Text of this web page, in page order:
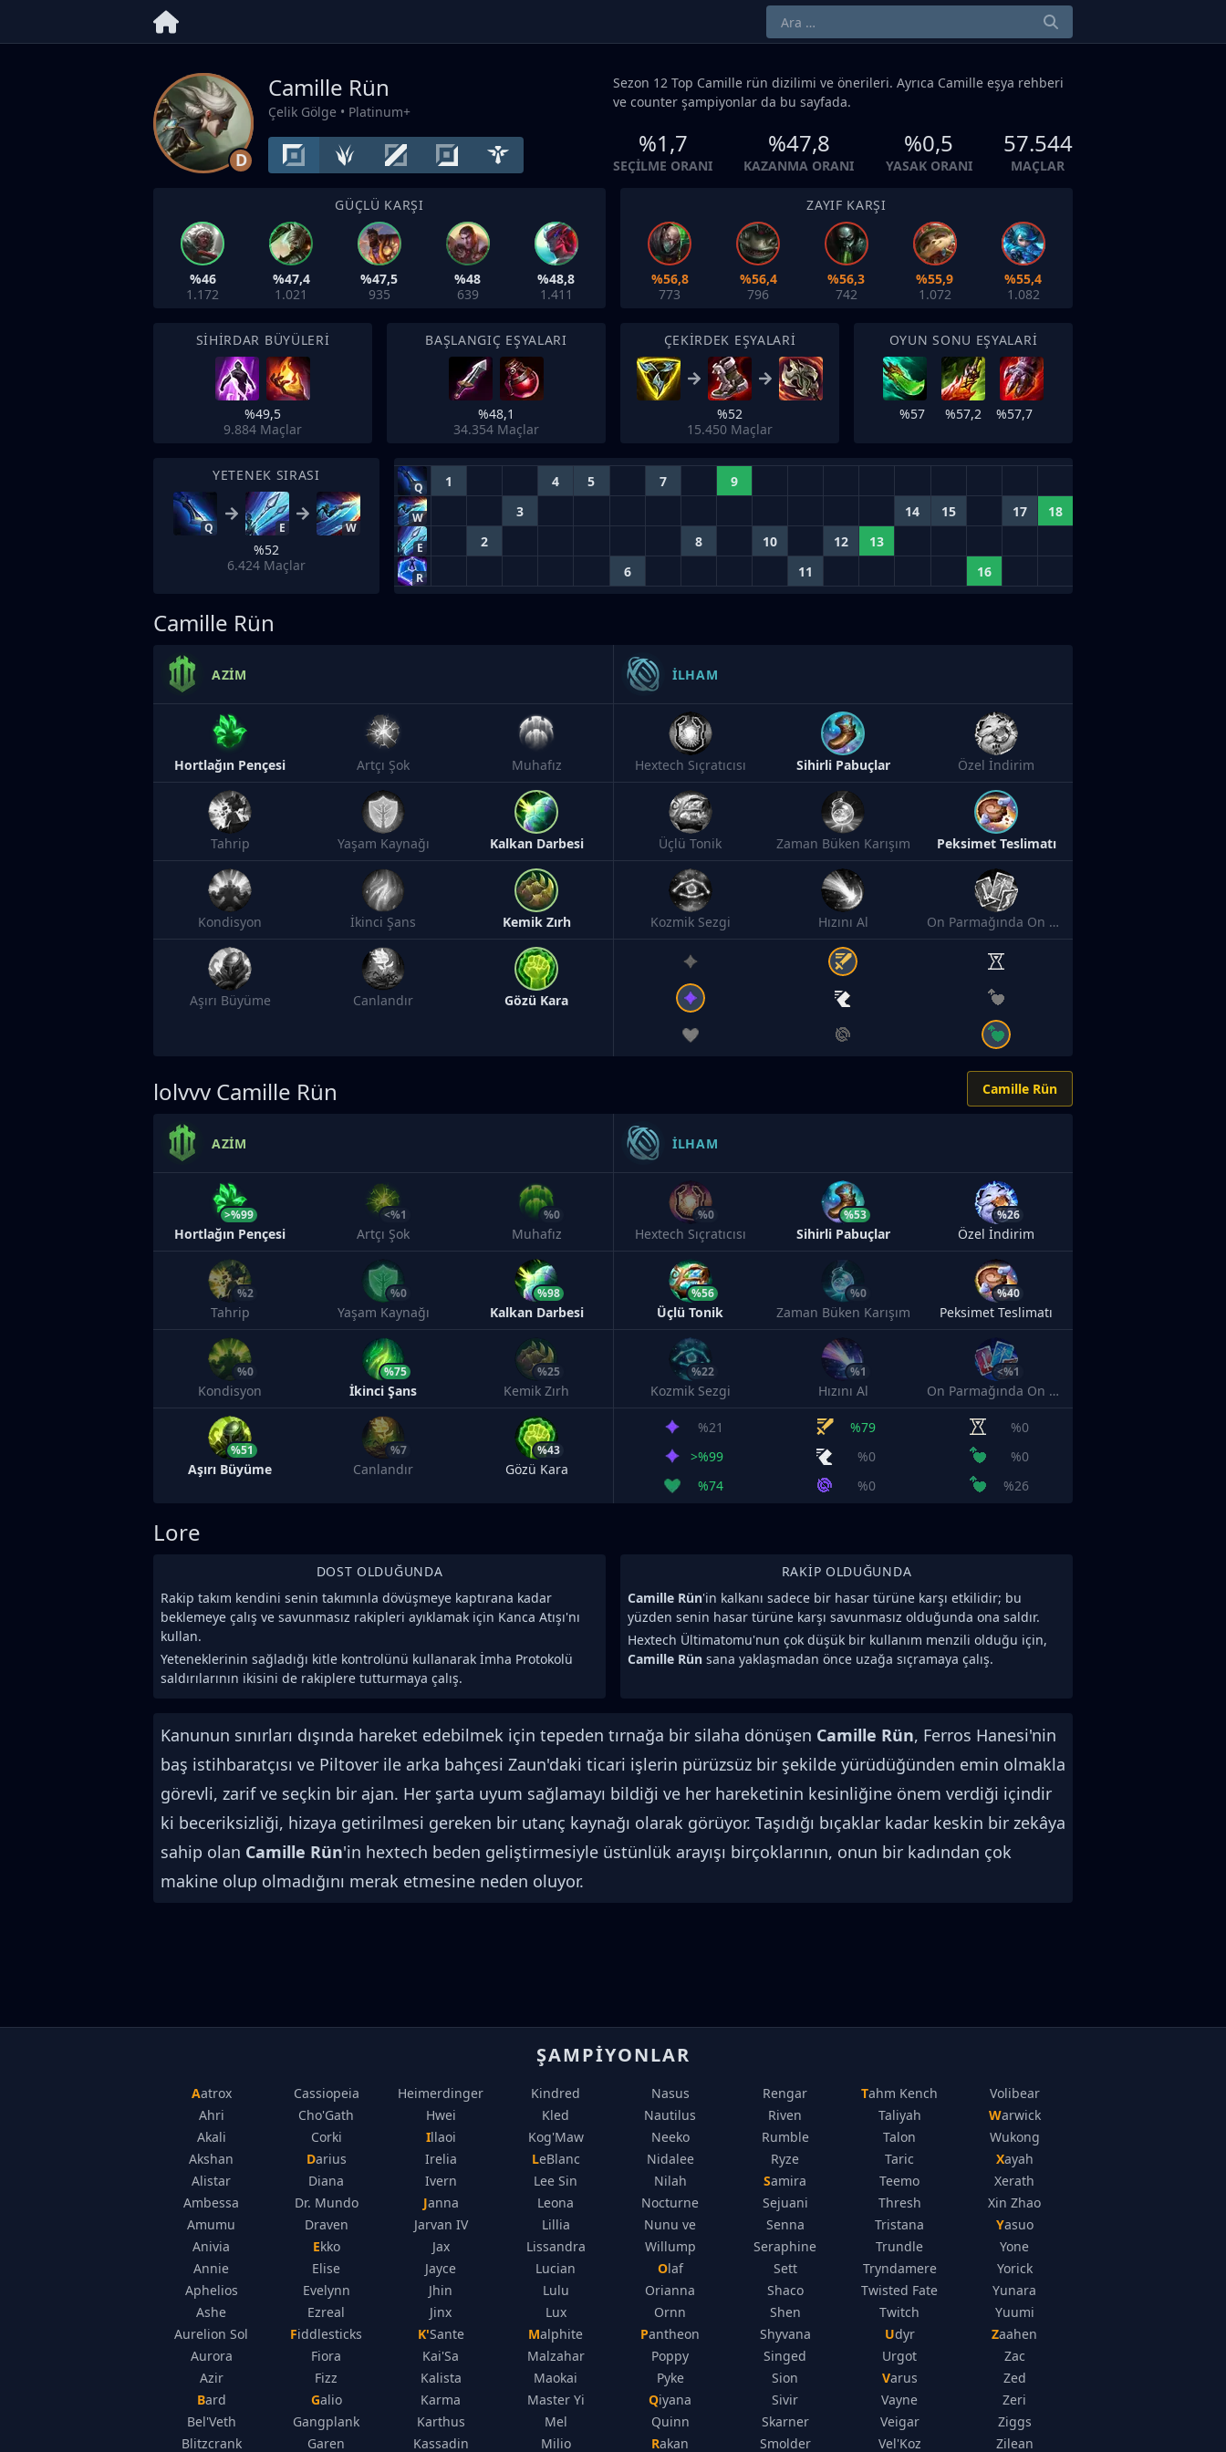
D
Camille Rün
Çelik Gölge • Platinum+
Sezon 12 Top Camille rün dizilimi ve önerileri. Ayrıca Camille eşya rehberi
ve counter şampiyonlar da bu sayfada.
%1,7
SEÇILME ORANI
%47,8
KAZANMA ORANI
%0,5
YASAK ORANI
57.544
MAÇLAR
GÜÇLÜ KARŞI
%46
1.172
%47,4
1.021
%47,5
935
%48
639
%48,8
1.411
ZAYIF KARŞI
%56,8
773
%56,4
796
%56,3
742
%55,9
1.072
%55,4
1.082
SIHIRDAR BÜYÜLERI
%49,5
9.884 Maçlar
BAŞLANGIÇ EŞYALARI
%48,1
34.354 Maçlar
ÇEKIRDEK EŞYALARI
%52
15.450 Maçlar
OYUN SONU EŞYALARI
%57 %57,2 %57,7
YETENEK SIRASI
Q E W
%52
6.424 Maçlar
Q 1 4 5 7 9
W 3 14 15 17 18
E 2 8 10 12 13
R 6 11 16
Camille Rün
AZIM
Hortlağın Pençesi Artçı Şok Muhafız
Tahrip Yaşam Kaynağı Kalkan Darbesi
Kondisyon İkinci Şans Kemik Zırh
Aşırı Büyüme Canlandır Gözü Kara
İLHAM
Hextech Sıçratıcısı Sihirli Pabuçlar Özel İndirim
Üçlü Tonik Zaman Büken Karışım Peksimet Teslimatı
Kozmik Sezgi Hızını Al On Parmağında On Marifet
lolvvv Camille Rün Camille Rün
AZIM
>%99
Hortlağın Pençesi
<%1
Artçı Şok
%0
Muhafız
%2
Tahrip
%0
Yaşam Kaynağı
%98
Kalkan Darbesi
%0
Kondisyon
%75
İkinci Şans
%25
Kemik Zırh
%51
Aşırı Büyüme
%7
Canlandır
%43
Gözü Kara
İLHAM
%0
Hextech Sıçratıcısı
%53
Sihirli Pabuçlar
%26
Özel İndirim
%56
Üçlü Tonik
%0
Zaman Büken Karışım
%40
Peksimet Teslimatı
%22
Kozmik Sezgi
%1
Hızını Al
<%1
On Parmağında On Marifet
%21 %79
%0
>%99
%0
%0
%74
%0 %26
Lore
DOST OLDUĞUNDA
Rakip takım kendini senin takımınla dövüşmeye kaptırana kadar
beklemeye çalış ve savunmasız rakipleri ayıklamak için Kanca Atışı'nı
kullan.
Yeteneklerinin sağladığı kitle kontrolünü kullanarak İmha Protokolü
saldırılarının ikisini de rakiplere tutturmaya çalış.
RAKIP OLDUĞUNDA
Camille Rün'in kalkanı sadece bir hasar türüne karşı etkilidir; bu
yüzden senin hasar türüne karşı savunmasız olduğunda ona saldır.
Hextech Ültimatomu'nun çok düşük bir kullanım menzili olduğu için,
Camille Rün sana yaklaşmadan önce uzağa sıçramaya çalış.
Kanunun sınırları dışında hareket edebilmek için tepeden tırnağa bir silaha dönüşen Camille Rün, Ferros Hanesi'nin
baş istihbaratçısı ve Piltover ile arka bahçesi Zaun'daki ticari işlerin pürüzsüz bir şekilde yürüdüğünden emin olmakla
görevli, zarif ve seçkin bir ajan. Her şarta uyum sağlamayı bildiği ve her hareketinin kesinliğine önem verdiği içindir
ki beceriksizliği, hizaya getirilmesi gereken bir utanç kaynağı olarak görüyor. Taşıdığı bıçaklar kadar keskin bir zekâya
sahip olan Camille Rün'in hextech beden geliştirmesiyle üstünlük arayışı birçoklarının, onun bir kadından çok
makine olup olmadığını merak etmesine neden oluyor.
ŞAMPIYONLAR
Aatrox
Ahri
Akali
Akshan
Alistar
Ambessa
Amumu
Anivia
Annie
Aphelios
Ashe
Aurelion Sol
Aurora
Azir
Bard
Bel'Veth
Blitzcrank
Cassiopeia
Cho'Gath
Corki
Darius
Diana
Dr. Mundo
Draven
Ekko
Elise
Evelynn
Ezreal
Fiddlesticks
Fiora
Fizz
Galio
Gangplank
Garen
Heimerdinger
Hwei
Illaoi
Irelia
Ivern
Janna
Jarvan IV
Jax
Jayce
Jhin
Jinx
K'Sante
Kai'Sa
Kalista
Karma
Karthus
Kassadin
Kindred
Kled
Kog'Maw
LeBlanc
Lee Sin
Leona
Lillia
Lissandra
Lucian
Lulu
Lux
Malphite
Malzahar
Maokai
Master Yi
Mel
Milio
Nasus
Nautilus
Neeko
Nidalee
Nilah
Nocturne
Nunu ve
Willump
Olaf
Orianna
Ornn
Pantheon
Poppy
Pyke
Qiyana
Quinn
Rakan
Rengar
Riven
Rumble
Ryze
Samira
Sejuani
Senna
Seraphine
Sett
Shaco
Shen
Shyvana
Singed
Sion
Sivir
Skarner
Smolder
Tahm Kench
Taliyah
Talon
Taric
Teemo
Thresh
Tristana
Trundle
Tryndamere
Twisted Fate
Twitch
Udyr
Urgot
Varus
Vayne
Veigar
Vel'Koz
Volibear
Warwick
Wukong
Xayah
Xerath
Xin Zhao
Yasuo
Yone
Yorick
Yunara
Yuumi
Zaahen
Zac
Zed
Zeri
Ziggs
Zilean